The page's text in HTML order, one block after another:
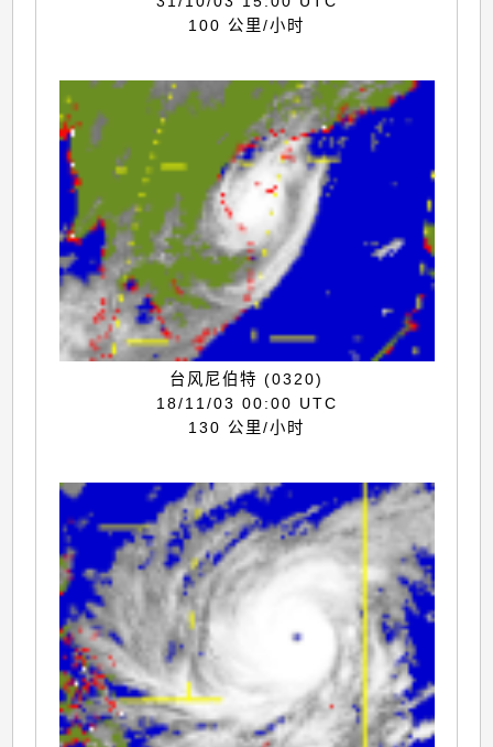
100 公里/小时
台风尼伯特 (0320)
18/11/03 00:00 UTC
130 公里/小时